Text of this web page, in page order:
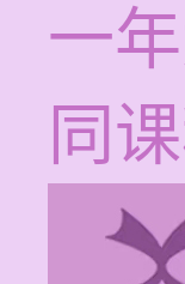
一
同